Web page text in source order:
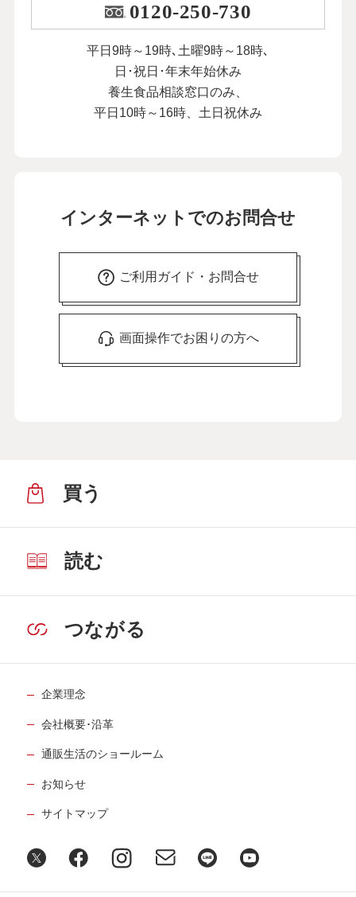
0120-250-730
平日9時～19時､土曜9時～18時､
日･祝日･年末年始休み
養生食品相談窓口のみ、
平日10時～16時、土日祝休み
インターネットでのお問合せ
ご利用ガイド・お問合せ
画面操作でお困りの方へ
買う
読む
つながる
企業理念
会社概要･沿革
通販生活のショールーム
お知らせ
サイトマップ